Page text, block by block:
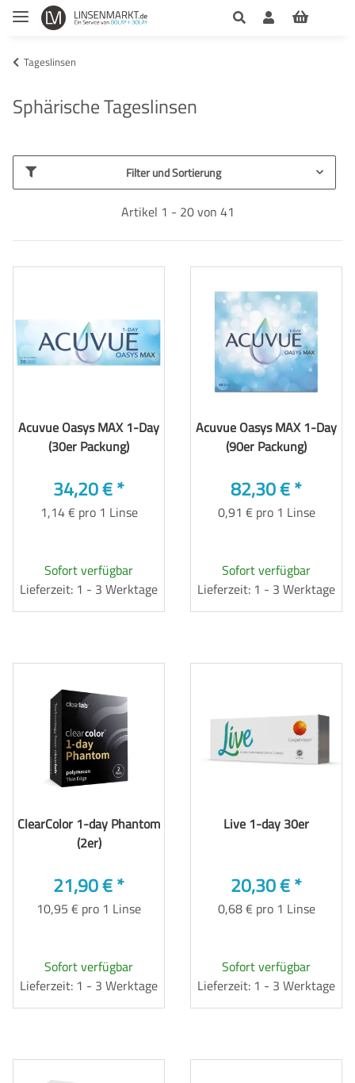
Tageslinsen
Sphärische Tageslinsen
Filter und Sortierung
Artikel 1 - 20 von 41
Acuvue Oasys MAX 1-Day
(30er Packung)
34,20 €*
1,14 € pro 1 Linse
Sofort verfügbar
Lieferzeit: 1 - 3 Werktage
Acuvue Oasys MAX 1-Day
(90er Packung)
82,30 €*
0,91 € pro 1 Linse
Sofort verfügbar
Lieferzeit: 1 - 3 Werktage
ClearColor 1-day Phantom
(2er)
21,90 €*
10,95 € pro 1 Linse
Sofort verfügbar
Lieferzeit: 1 - 3 Werktage
Live 1-day 30er
20,30 €*
0,68 € pro 1 Linse
Sofort verfügbar
Lieferzeit: 1 - 3 Werktage